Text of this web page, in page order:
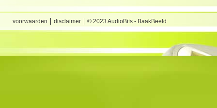
voorwaarden disclaimer © 2023 AudioBits - BaakBeeld